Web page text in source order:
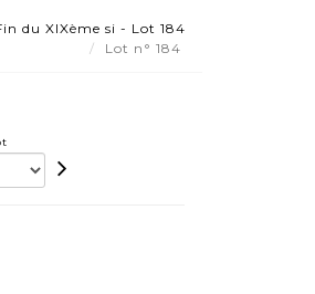
du XIXème si - Lot 184
Lot n° 184